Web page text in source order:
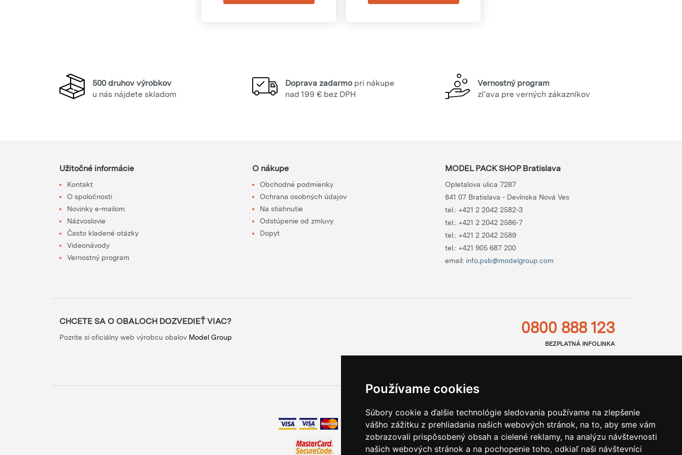
Používame cookies
Súbory cookie a ďalšie technológie sledovania používame na zlepšenie
vášho zážitku z prehliadania našich webových stránok, na to, aby sme vám
zobrazovali prispôsobený obsah a cielené reklamy, na analýzu návštevnosti
našich webových stránok a na pochopenie toho, odkiaľ naši návštevníci
500 druhov výrobkov
u nás nájdete skladom
Doprava zadarmopri nákupe
nad 199 € bez DPH
Vernostný program
zľava pre verných zákazníkov
Užitočné informácie
Kontakt
O spoločnosti
Novinky e-mailom
Názvoslovie
Často kladené otázky
Videonávody
Vernostný program
O nákupe
Obchodné podmienky
Ochrana osobných údajov
Na stiahnutie
Odstúpenie od zmluvy
Dopyt
MODEL PACK SHOP Bratislava
Opletalova ulica 7287
841 07 Bratislava - Devínska Nová Ves
tel.: +421 2 2042 2582-3
tel.: +421 2 2042 2586-7
tel.: +421 2 2042 2589
tel.: +421 905 687 200
email: info.psb@modelgroup.com
CHCETE SA O OBALOCH DOZVEDIEŤ VIAC?
Pozrite si oficiálny web výrobcu obalov Model Group
0800 888 123
BEZPLATNÁ INFOLINKA